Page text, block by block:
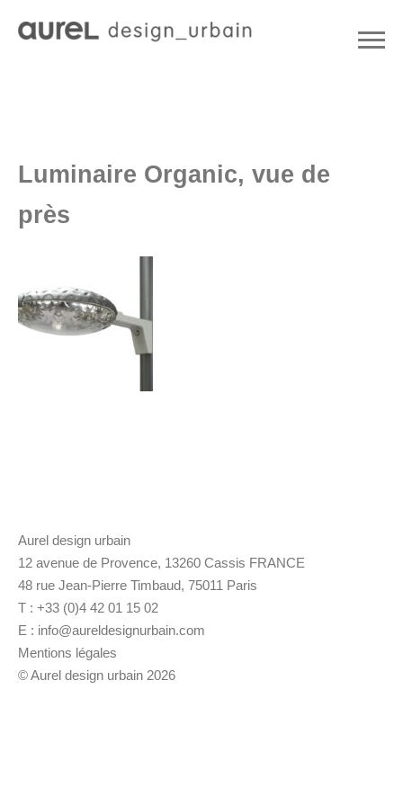
Luminaire Organic, vue de
près
Aurel design urbain
12 avenue de Provence, 13260 Cassis FRANCE
48 rue Jean-Pierre Timbaud, 75011 Paris
T : +33 (0)4 42 01 15 02
E : info@aureldesignurbain.com
Mentions légales
© Aurel design urbain 2026